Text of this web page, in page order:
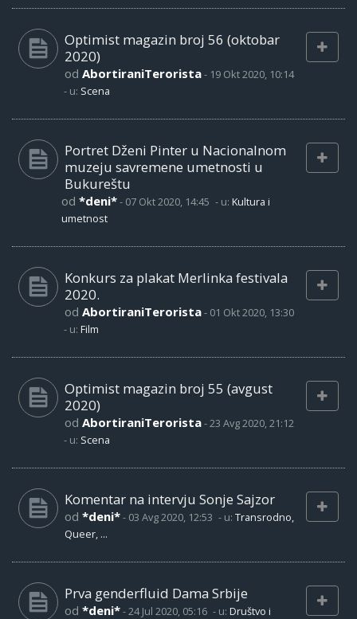
Optimist magazin broj 56 (oktobar
2020)
od AbortiraniTerorista- 19 Okt 2020, 10:14
- u: Scena
Portret Dženi Pinter u Nacionalnom
muzeju savremene umetnosti u
Bukureštu
od *deni*- 07 Okt 2020, 14:45 - u: Kultura i
umetnost
Konkurs za plakat Merlinka festivala
2020.
od AbortiraniTerorista- 01 Okt 2020, 13:30
- u: Film
Optimist magazin broj 55 (avgust
2020)
od AbortiraniTerorista-23 Avg 2020, 21:12
- u: Scena
Komentar na intervju Sonje Sajzor
od *deni*- 03 Avg 2020, 12:53 - u: Transrodno,
Queer, ...
Prva genderfluid Dama Srbije
od *deni*-24 Jul 2020, 05:16 - u: Društvo i